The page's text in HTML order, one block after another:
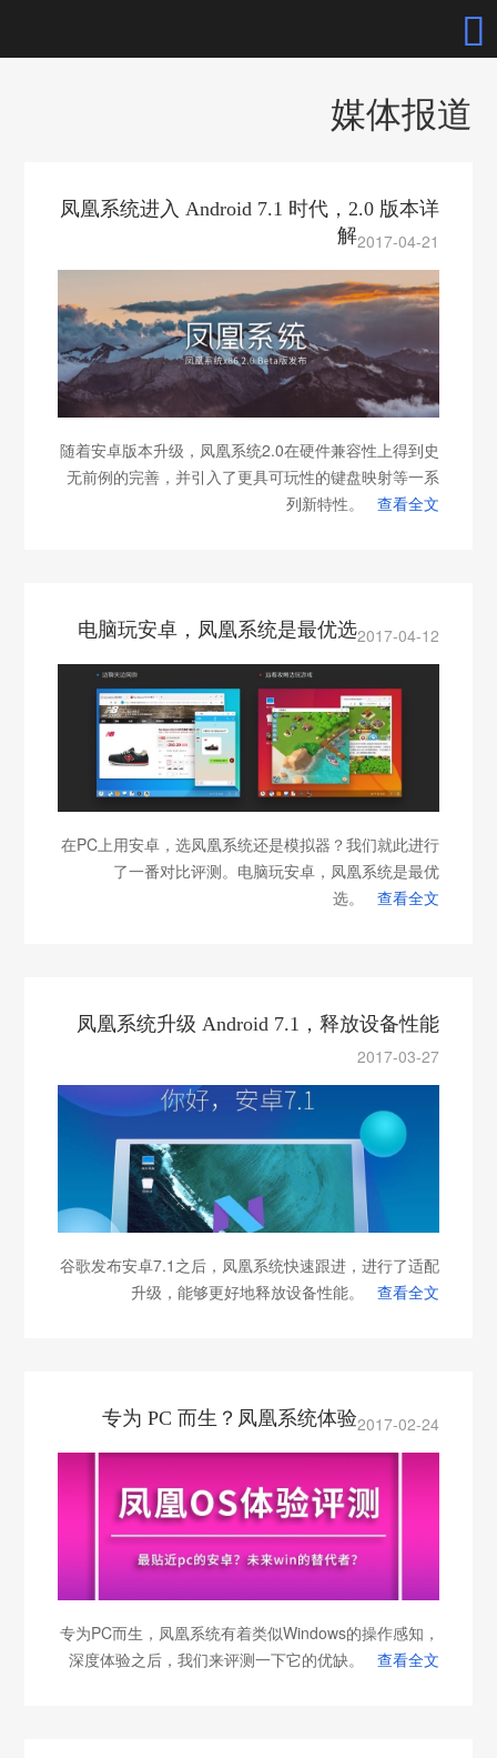

凤凰一号
文件管理器
文本编辑器
中文
媒体报道
凤凰系统进入 Android 7.1 时代，2.0 版本详
解2017-04-21
随着安卓版本升级，凤凰系统2.0在硬件兼容性上得到史
无前例的完善，并引入了更具可玩性的键盘映射等一系
列新特性。 查看全文
电脑玩安卓，凤凰系统是最优选2017-04-12
在PC上用安卓，选凤凰系统还是模拟器？我们就此进行
了一番对比评测。电脑玩安卓，凤凰系统是最优
选。 查看全文
凤凰系统升级 Android 7.1，释放设备性能
2017-03-27
谷歌发布安卓7.1之后，凤凰系统快速跟进，进行了适配
升级，能够更好地释放设备性能。 查看全文
专为 PC 而生？凤凰系统体验2017-02-24
专为PC而生，凤凰系统有着类似Windows的操作感知，
深度体验之后，我们来评测一下它的优缺。 查看全文